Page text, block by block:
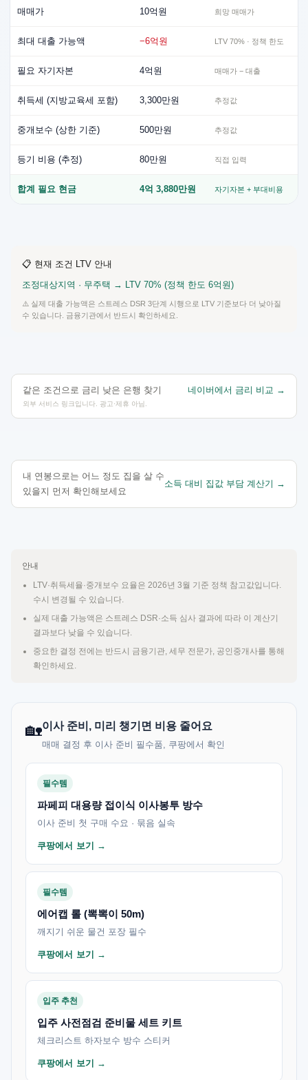
매매가 10억원 희망 매매가
최대 대출 가능액 −6억원 LTV 70% · 정책 한도
필요 자기자본 4억원 매매가 − 대출
취득세 (지방교육세 포함) 3,300만원 추정값
중개보수 (상한 기준) 500만원 추정값
등기 비용 (추정) 80만원 직접 입력
합계 필요 현금 4억 3,880만원 자기자본 + 부대비용
📋 현재 조건 LTV 안내
조정대상지역 · 무주택 → LTV 70% (정책 한도 6억원)
⚠️ 실제 대출 가능액은 스트레스 DSR 3단계 시행으로 LTV 기준보다 더 낮아질
수 있습니다. 금융기관에서 반드시 확인하세요.
같은 조건으로 금리 낮은 은행 찾기 네이버에서 금리 비교 →
외부 서비스 링크입니다. 광고·제휴 아님.
내 연봉으로는 어느 정도 집을 살 수
있을지 먼저 확인해보세요
소득 대비 집값 부담 계산기 →
안내
LTV·취득세율·중개보수 요율은 2026년 3월 기준 정책 참고값입니다.
수시 변경될 수 있습니다.
실제 대출 가능액은 스트레스 DSR·소득 심사 결과에 따라 이 계산기
결과보다 낮을 수 있습니다.
중요한 결정 전에는 반드시 금융기관, 세무 전문가, 공인중개사를 통해
확인하세요.
🏡이사 준비, 미리 챙기면 비용 줄어요
매매 결정 후 이사 준비 필수품, 쿠팡에서 확인
필수템
파페피 대용량 접이식 이사봉투 방수
이사 준비 첫 구매 수요 · 묶음 실속
쿠팡에서 보기 →
필수템
에어캡 롤 (뽁뽁이 50m)
깨지기 쉬운 물건 포장 필수
쿠팡에서 보기 →
입주 추천
입주 사전점검 준비물 세트 키트
체크리스트 하자보수 방수 스티커
쿠팡에서 보기 →